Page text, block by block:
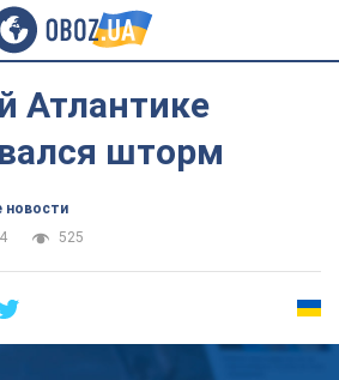
Атлантике
шторм
новости
525